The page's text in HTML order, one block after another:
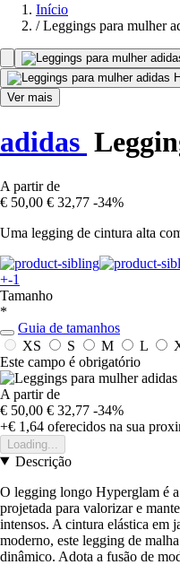
Início
/ Leggings para mulher
Ver mais
adidas
A partir de
€ 50,00 € 32,77 -34%
Uma legging de cintura alta
+-1
Tamanho
*
Guia de tamanhos
XS
S M L
Este campo é obrigatório
A partir de
€ 50,00 € 32,77 -34%
+€ 1,64 oferecidos na sua
Loading...
Descrição
O legging longo Hyperglam é a
projetada para valorizar e
intensos. A cintura elástica em
moderno, este legging de
dinâmico. Adota a fusão de